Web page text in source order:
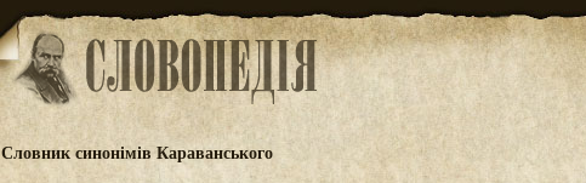
Словник синонімів Караванського